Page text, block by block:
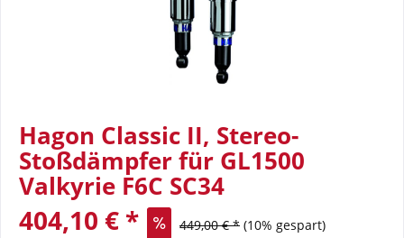
Hagon Classic II, Stereo-
Stoßdämpfer für GL1500
Valkyrie F6C SC34
404,10 € * 449,00 € * (10% gespart)